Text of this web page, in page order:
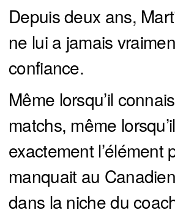
Depuis deux ans,
ne lui a jamais
confiance.
Même lorsqu’il
matchs, même
exactement l’élément
manquait au
dans la niche du